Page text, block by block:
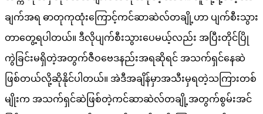
ချက်အရ ဓာတုကုထုံးကြောင့်ကင်ဆာဆဲလ်တချို့ဟာ ပျက်စီးသွား
တာတွေ့ရပါတယ်။ ဒီလိုပျက်စီးသွားပေမယ့်လည်း အပြီးတိုင်ပြို
ကွဲခြင်းမရှိတဲ့အတွက်ဇီဝဗေဒနည်းအရဆိုရင် အသက်ရှင်နေဆဲ
ဖြစ်တယ်လို့ဆိုနိုင်ပါတယ်။ အဲဒီအချိန်မှာအသီးမှရတဲ့သကြားတစ်
မျိုးက အသက်ရှင်ဆဲဖြစ်တဲ့ကင်ဆာဆဲလ်တချို့အတွက်စွမ်းအင်